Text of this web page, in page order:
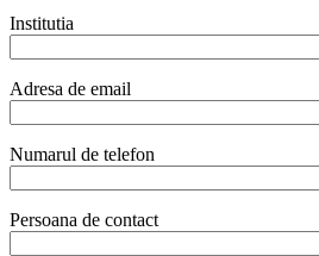
Institutia
Adresa de email
Numarul de telefon
Persoana de contact